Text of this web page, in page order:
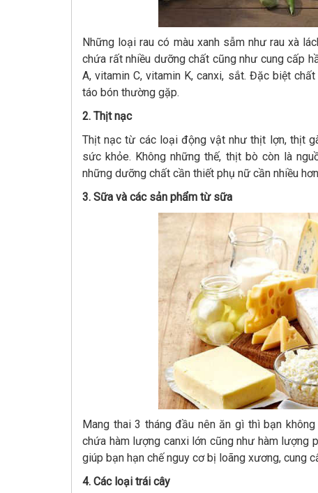
Những loại rau có màu xanh sẫm như rau xà
chứa rất nhiều dưỡng chất cũng như cung cấp
A, vitamin C, vitamin K, canxi, sắt. Đặc biệt
táo bón thường gặp.
2. Thịt nạc
Thịt nạc từ các loại động vật như thịt lợn, thịt
sức khỏe. Không những thế, thịt bò còn là
những dưỡng chất cần thiết phụ nữ cần nhiều
3. Sữa và các sản phẩm từ sữa
Mang thai 3 tháng đầu nên ăn gì thì bạn
chứa hàm lượng canxi lớn cũng như hàm lượng
giúp bạn hạn chế nguy cơ bị loãng xương, cung
4. Các loại trái cây